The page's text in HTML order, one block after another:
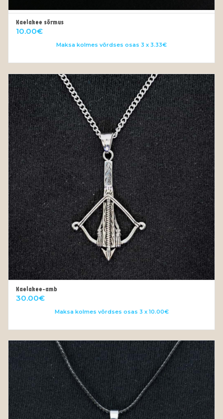
Kaelakee sõrmus
10.00€
Maksa kolmes võrdses osas 3 x 3.33€
Kaelakee-amb
30.00€
Maksa kolmes võrdses osas 3 x 10.00€